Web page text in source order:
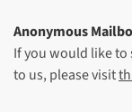
Anonymous
If you would like
to us, please visit